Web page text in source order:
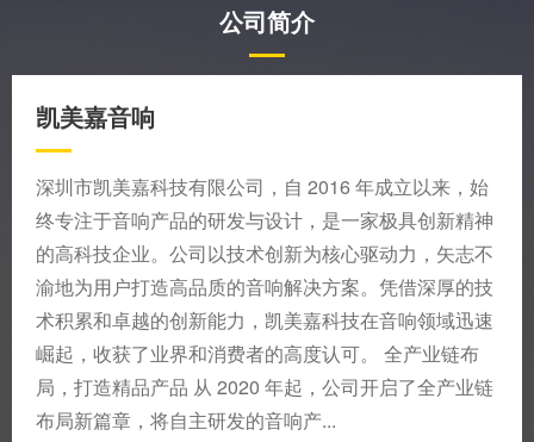
公司简介
凯美嘉音响
深圳市凯美嘉科技有限公司，自 2016 年成立以来，始
终专注于音响产品的研发与设计，是一家极具创新精神
的高科技企业。公司以技术创新为核心驱动力，矢志不
渝地为用户打造高品质的音响解决方案。凭借深厚的技
术积累和卓越的创新能力，凯美嘉科技在音响领域迅速
崛起，收获了业界和消费者的高度认可。 全产业链布
局，打造精品产品 从 2020 年起，公司开启了全产业链
布局新篇章，将自主研发的音响产...